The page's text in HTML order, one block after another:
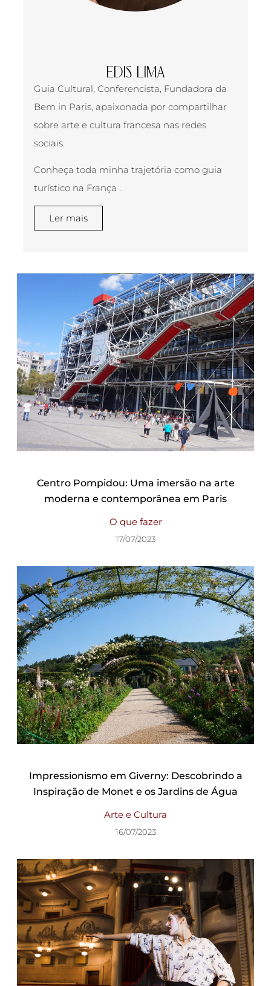
EDIS LIMA
Guia Cultural, Conferencista, Fundadora da
Bem in Paris, apaixonada por compartilhar
sobre arte e cultura francesa nas redes
sociais.
Conheça toda minha trajetória como guia
turístico na França .
Ler mais
Centro Pompidou: Uma imersão na arte
moderna e contemporânea em Paris
O que fazer
17/07/2023
Impressionismo em Giverny: Descobrindo a
Inspiração de Monet e os Jardins de Água
Arte e Cultura
16/07/2023